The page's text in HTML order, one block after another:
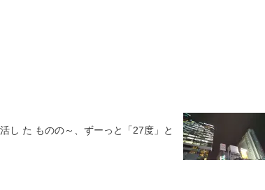
し た ものの～、ずーっと「27度」と